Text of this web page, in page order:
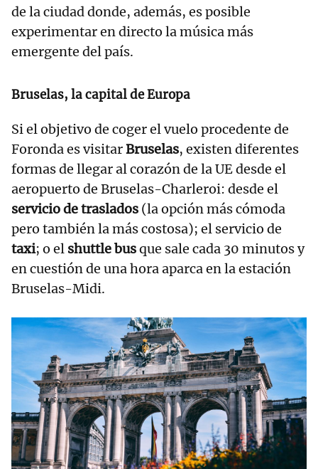
de la ciudad donde, además, es posible
experimentar en directo la música más
emergente del país.
Bruselas, la capital de Europa
Si el objetivo de coger el vuelo procedente de
Foronda es visitarBruselas, existen diferentes
formas de llegar al corazón de la UE desde el
aeropuerto de Bruselas-Charleroi: desde el
servicio de traslados (la opción más cómoda
pero también la más costosa); el servicio de
taxi; o el shuttle busque sale cada 30 minutos y
en cuestión de una hora aparca en la estación
Bruselas-Midi.